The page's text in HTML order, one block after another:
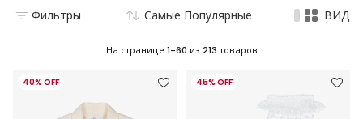
Фильтры Самые Популярные ВИД
На странице 1-60 из 213 товаров
40% OFF 45% OFF